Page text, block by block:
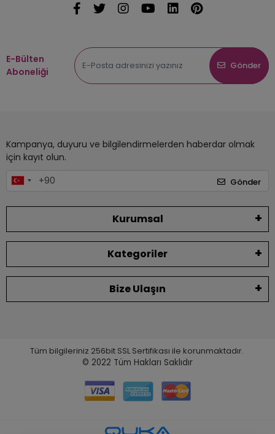
E-Bülten
Aboneliği
Gönder
Kampanya, duyuru ve bilgilendirmelerden haberdar olmak
için kayıt olun.
Gönder
Kurumsal
Kategoriler
Bize Ulaşın
Tüm bilgileriniz 256bit SSL Sertifikası ile korunmaktadır.
© 2022 Tüm Hakları Saklıdır